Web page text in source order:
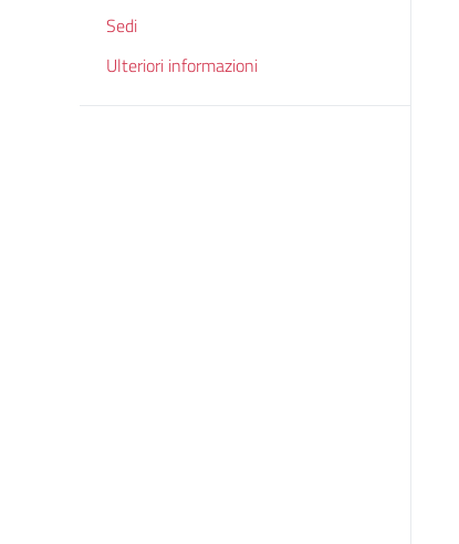
Sedi
Ulteriori informazioni